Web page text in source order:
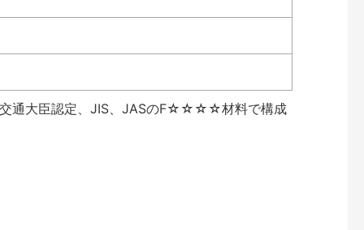
交通大臣認定、JIS、JASのF☆☆☆☆材料で構成